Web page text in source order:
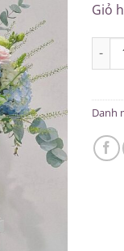
Giỏ
Giỏ
Danh